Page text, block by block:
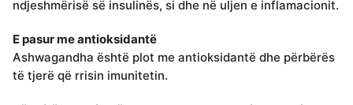
ndjeshmërisë së insulinës, si dhe në uljen e inflamacionit.
E pasur me antioksidantë
Ashwagandha është plot me antioksidantë dhe përbërës
të tjerë që rrisin imunitetin.